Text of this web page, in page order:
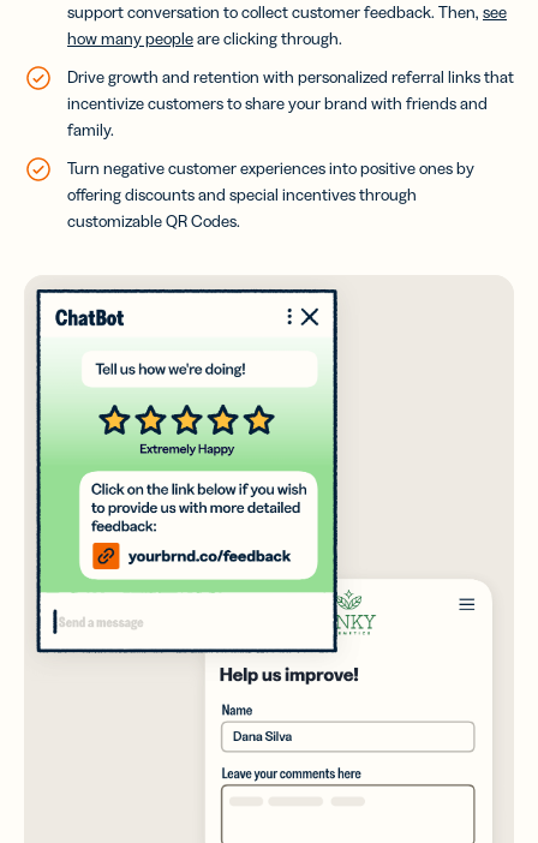
support conversation to collect customer feedback. Then, see
how many peopleare clicking through.
Drive growth and retention with personalized referral links that
incentivize customers to share your brand with friends and
family.
Turn negative customer experiences into positive ones by
offering discounts and special incentives through
customizable QR Codes.